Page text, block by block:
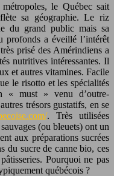
le Québec sait
sa géographie. Le riz
du grand public mais sa
profonds a éveillé l’intérêt
prisé des Amérindiens a
nutritives intéressantes. Il
et autres vitamines. Facile
le risotto et les spécialités
« must » venu d’outre-
trésors gustatifs, en se
. Très utilisées
(ou bleuets) ont un
aux préparations sucrées
du sucre de canne bio, ces
Pourquoi ne pas
québécois ?